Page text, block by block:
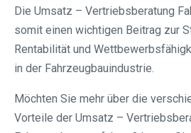
Die Umsatz – Vertriebsberatung
somit einen wichtigen Beitrag zur
Rentabilität und
in der Fahrzeugbauindustrie.
Möchten Sie mehr über die
Vorteile der Umsatz –